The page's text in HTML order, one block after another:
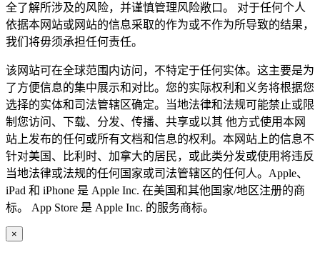
全了解所涉及的风险，并谨慎管理风险敞口。 对于任何个人
依据本网站或网站的信息采取的作为或不作为所导致的结果，
我们将毋须承担任何责任。
该网站可在全球范围内访问，不特定于任何实体。这主要是为
了方便信息的集中展示和对比。您的实际权利和义务将根据您
选择的实体和司法管辖区确定。当地法律和法规可能禁止或限
制您访问、下载、分发、传播、共享或以其 他方式使用本网
站上发布的任何或所有文档和信息的权利。本网站上的信息不
针对美国、比利时、加拿大的居民，或此类分发或使用将违反
当地法律或法规的任何国家或司法管辖区的任何人。Apple、
iPad 和 iPhone 是 Apple Inc. 在美国和其他国家/地区注册的商
标。 App Store 是 Apple Inc. 的服务商标。
×